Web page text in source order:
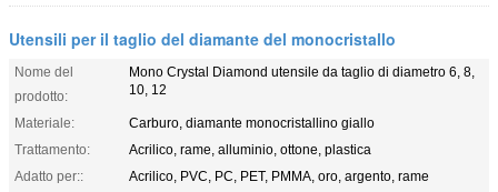
Utensili per il taglio del diamante del monocristallo
Nome del
prodotto:
Mono Crystal Diamond utensile da taglio di diametro 6, 8,
10, 12
Materiale:
Carburo, diamante monocristallino giallo
Trattamento:
Acrilico, rame, alluminio, ottone, plastica
Adatto per::
Acrilico, PVC, PC, PET, PMMA, oro, argento, rame